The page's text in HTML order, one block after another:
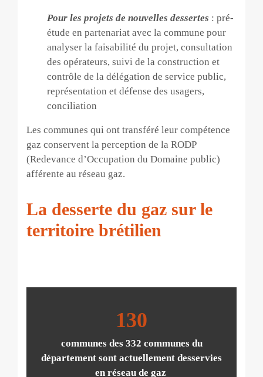
Pour les projets de nouvelles dessertes : pré-
étude en partenariat avec la commune pour
analyser la faisabilité du projet, consultation
des opérateurs, suivi de la construction et
contrôle de la délégation de service public,
représentation et défense des usagers,
conciliation
Les communes qui ont transféré leur compétence
gaz conservent la perception de la RODP
(Redevance d’Occupation du Domaine public)
afférente au réseau gaz.
La desserte du gaz sur le
territoire brétilien
130
communes des 332 communes du
département sont actuellement desservies
en réseau de gaz